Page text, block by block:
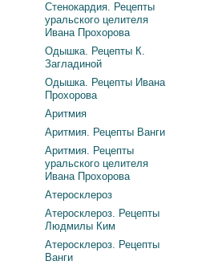
Стенокардия. Рецепты
уральского целителя
Ивана Прохорова
Одышка. Рецепты К.
Загладиной
Одышка. Рецепты Ивана
Прохорова
Аритмия
Аритмия. Рецепты Ванги
Аритмия. Рецепты
уральского целителя
Ивана Прохорова
Атеросклероз
Атеросклероз. Рецепты
Людмилы Ким
Атеросклероз. Рецепты
Ванги